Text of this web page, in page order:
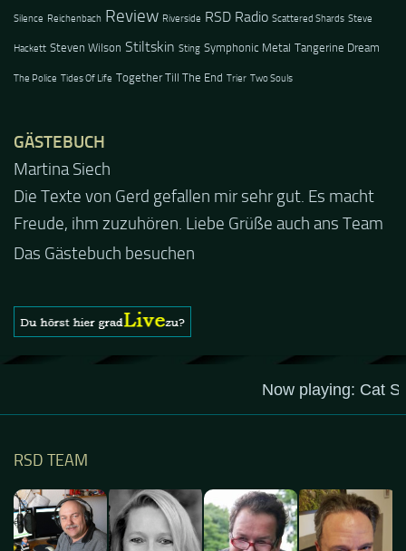
Silence Reichenbach Review Riverside RSD Radio Scattered Shards Steve
Hackett Steven Wilson Stiltskin Sting Symphonic Metal Tangerine Dream
The Police Tides Of Life Together Till The End Trier Two Souls
GÄSTEBUCH
Jacel
Guten Abend und auch von uns nochmals besten
Dank für die tolle Mucke zur Party! Der aktuelle Live
Stream ist eine schöne Zusammenfassung - Merci...
RSD TEAM